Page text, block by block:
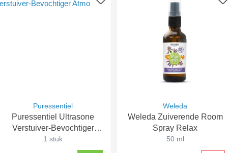
Puressentiel
Puressentiel Ultrasone
Verstuiver-Bevochtiger
Atmo
1 stuk
Weleda
Weleda Zuiverende Room
Spray Relax
50 ml